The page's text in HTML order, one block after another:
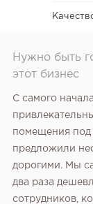
Нужно быть
этот бизнес
С самого
помещения под
предложили
дорогими. Мы
два раза
сотрудников,